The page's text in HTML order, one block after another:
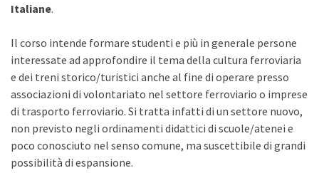
Italiane.
Il corso intende formare studenti e più in generale persone
interessate ad approfondire il tema della cultura ferroviaria
e dei treni storico/turistici anche al fine di operare presso
associazioni di volontariato nel settore ferroviario o imprese
di trasporto ferroviario. Si tratta infatti di un settore nuovo,
non previsto negli ordinamenti didattici di scuole/atenei e
poco conosciuto nel senso comune, ma suscettibile di grandi
possibilità di espansione.